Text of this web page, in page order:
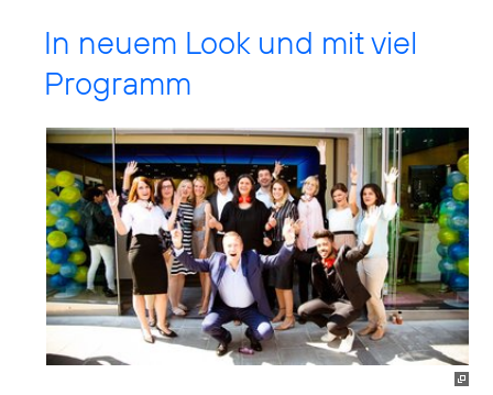
In neuem Look und mit viel
Programm